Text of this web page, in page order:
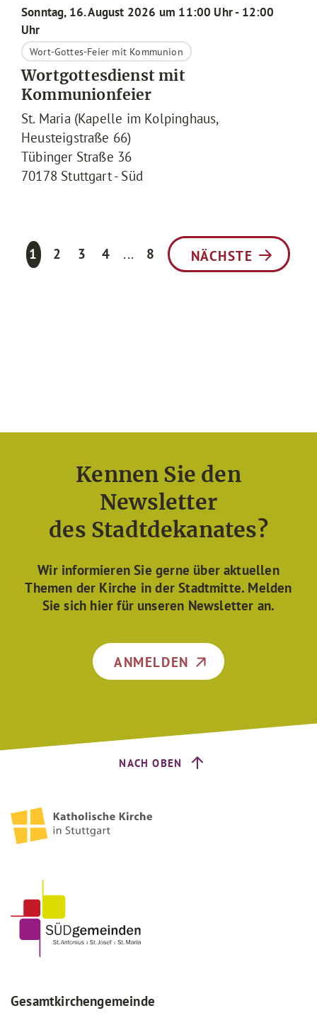
Sonntag, 16. August 2026 um 11:00 Uhr - 12:00
Uhr
Wort-Gottes-Feier mit Kommunion
Wortgottesdienst mit
Kommunionfeier
St. Maria (Kapelle im Kolpinghaus,
Heusteigstraße 66)
Tübinger Straße 36
70178 Stuttgart - Süd
1 2 3 4 ... 8 NÄCHSTE
Kennen Sie den
Newsletter
des Stadtdekanates?
Wir informieren Sie gerne über aktuellen
Themen der Kirche in der Stadtmitte. Melden
Sie sich hier für unseren Newsletter an.
ANMELDEN
NACH OBEN
Gesamtkirchengemeinde